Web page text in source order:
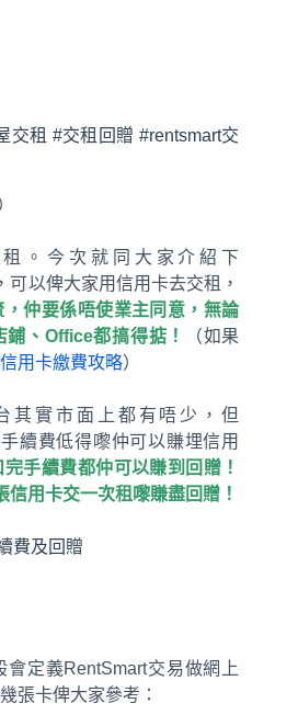
交租 #交租回贈 #rentsmart交
。今次就同大家介紹下
可以俾大家用信用卡去交租，
仲要係唔使業主同意，無論
、Office都搞得掂！
（如果
信用卡繳費攻略）
其實市面上都有唔少，但
續費低得嚟仲可以賺埋信用
完手續費都仲可以賺到回贈！
用卡交一次租嚟賺盡回贈！
費及回贈
定義RentSmart交易做網上
張卡俾大家參考：